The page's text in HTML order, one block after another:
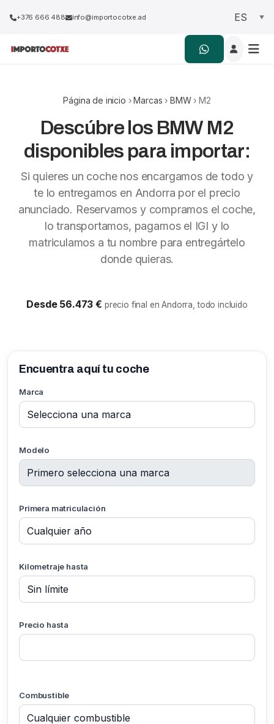
+376 666 488 info@importocotxe.ad
Página de inicio ›Marcas › BMW› M2
Descúbre los BMW M2
disponibles para importar:
Si quieres un coche nos encargamos de todo y
te lo entregamos en Andorra por el precio
anunciado. Reservamos y compramos el coche,
lo transportamos, pagamos el IGI y lo
matriculamos a tu nombre para entregártelo
donde quieras.
Desde 56.473 € precio final en Andorra, todo incluido
Encuentra aquí tu coche
Marca
Modelo
Primera matriculación
Kilometraje hasta
Precio hasta
Combustible